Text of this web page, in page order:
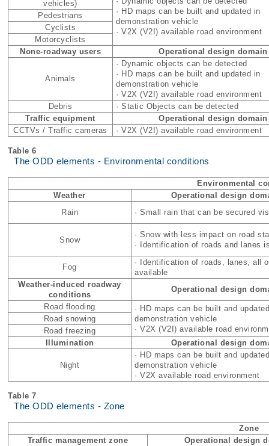
vehicles)
· HD maps can be built and updated in
demonstration vehicle
· V2X (V2I) available road environment
Pedestrians
Cyclists
Motorcyclists
None-roadway users
Operational design domain
Animals
· Dynamic objects can be detected
· HD maps can be built and updated in
demonstration vehicle
· V2X (V2I) available road environment
Debris
· Static Objects can be detected
Traffic equipment
Operational design domain
CCTVs / Traffic cameras
· V2X (V2I) available road environment
Table 6
The ODD elements - Environmental conditions
Environmental
Weather
Operational design
Rain
· Small rain that can be secured
Snow
· Snow with less impact on road
· Identification of roads and lanes
Fog
· Identification of roads, lanes, all
available
Weather-induced roadway
conditions
Operational design
Road flooding
· HD maps can be built and
demonstration vehicle
· V2X (V2I) available road
Road snowing
Road freezing
Illumination
Operational design
Night
· HD maps can be built and
demonstration vehicle
· V2X available road environment
Table 7
The ODD elements - Zone
Zone
Traffic management zone
Operational design